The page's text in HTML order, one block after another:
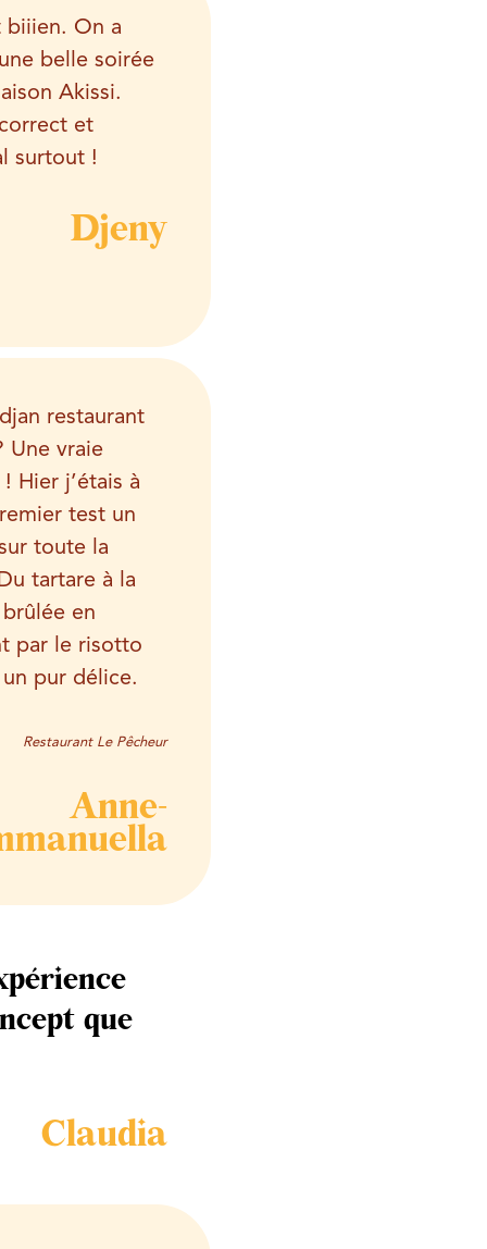
biiien. On a
belle soirée
Akissi.
et
surtout !
Djeny
restaurant
Une vraie
Hier j’étais à
test un
toute la
tartare à la
en
par le risotto
un pur délice.
Restaurant Le Pêcheur
Anne-
que
Claudia